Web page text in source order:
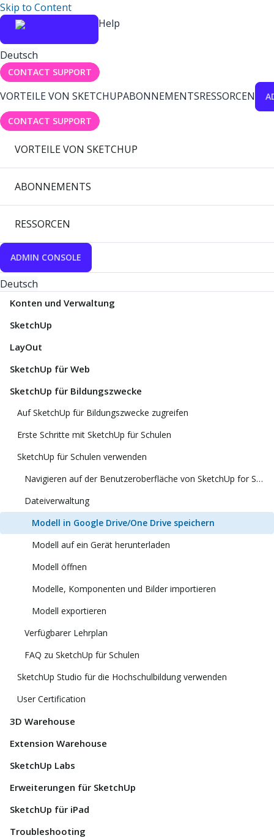
Skip to Content
Help
Deutsch
CONTACT SUPPORT
VORTEILE VON SKETCHUPABONNEMENTSRESSORCEN
CONTACT SUPPORT
VORTEILE VON SKETCHUP
ABONNEMENTS
RESSORCEN
ADMIN CONSOLE
Deutsch
Konten und Verwaltung
SketchUp
LayOut
SketchUp für Web
SketchUp für Bildungszwecke
Auf SketchUp für Bildungszwecke zugreifen
Erste Schritte mit SketchUp für Schulen
SketchUp für Schulen verwenden
Navigieren auf der Benutzeroberfläche von SketchUp for Schools
Dateiverwaltung
Modell in Google Drive/One Drive speichern
Modell auf ein Gerät herunterladen
Modell öffnen
Modelle, Komponenten und Bilder importieren
Modell exportieren
Verfügbarer Lehrplan
FAQ zu SketchUp für Schulen
SketchUp Studio für die Hochschulbildung verwenden
User Certification
3D Warehouse
Extension Warehouse
SketchUp Labs
Erweiterungen für SketchUp
SketchUp für iPad
Troubleshooting